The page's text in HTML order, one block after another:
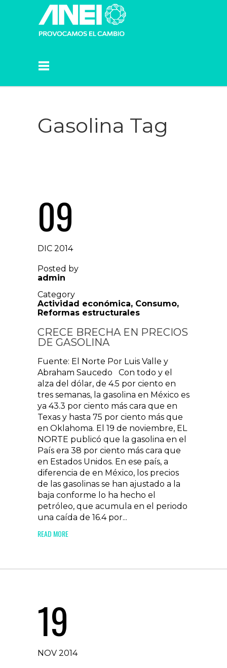
Gasolina Tag
09
DIC 2014
Posted by
admin
Category
Actividad económica, Consumo,
Reformas estructurales
CRECE BRECHA EN PRECIOS
DE GASOLINA
Fuente: El Norte Por Luis Valle y
Abraham Saucedo Con todo y el
alza del dólar, de 4.5 por ciento en
tres semanas, la gasolina en México es
ya 43.3 por ciento más cara que en
Texas y hasta 75 por ciento más que
en Oklahoma. El 19 de noviembre, EL
NORTE publicó que la gasolina en el
País era 38 por ciento más cara que
en Estados Unidos. En ese país, a
diferencia de en México, los precios
de las gasolinas se han ajustado a la
baja conforme lo ha hecho el
petróleo, que acumula en el periodo
una caída de 16.4 por...
READ MORE
19
NOV 2014